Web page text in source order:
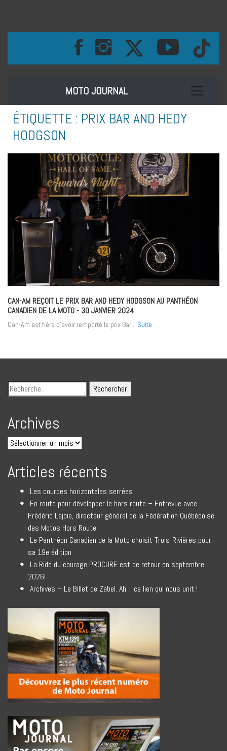
MOTO JOURNAL Toggle
ÉTIQUETTE : PRIX BAR AND HEDY
HODGSON
CAN-AM REÇOIT LE PRIX BAR AND HEDY HODGSON AU PANTHÉON
CANADIEN DE LA MOTO- 30 JANVIER 2024
Can-Am est fière d’avoir remporté le prix Bar... Suite
Archives
Articles récents
Les courbes horizontales serrées
En route pour développer le hors route – Entrevue avec
Frédéric Lajoie, directeur général de la Fédération Québécoise
des Motos Hors Route
Le Panthéon Canadien de la Moto choisit Trois-Rivières pour
sa 19e édition
La Ride du courage PROCURE est de retour en septembre
2026!
Archives – Le Billet de Zabel. Ah… ce lien qui nous unit !